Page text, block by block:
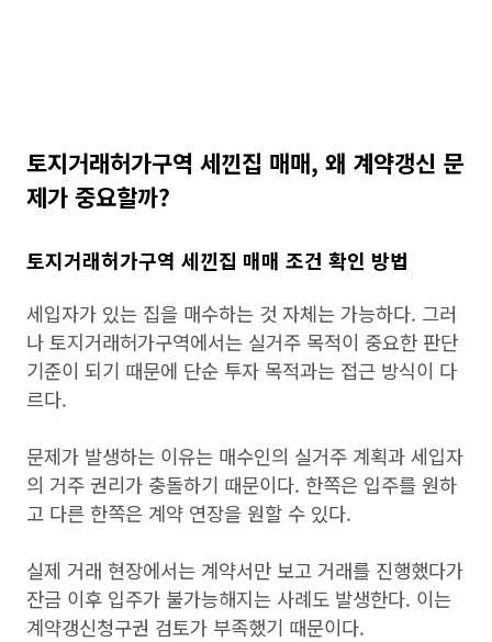
토지거래허가구역 세낀집 매매, 왜 계약갱신 문
제가 중요할까?
토지거래허가구역 세낀집 매매 조건 확인 방법
세입자가 있는 집을 매수하는 것 자체는 가능하다. 그러
나 토지거래허가구역에서는 실거주 목적이 중요한 판단
기준이 되기 때문에 단순 투자 목적과는 접근 방식이 다
르다.
문제가 발생하는 이유는 매수인의 실거주 계획과 세입자
의 거주 권리가 충돌하기 때문이다. 한쪽은 입주를 원하
고 다른 한쪽은 계약 연장을 원할 수 있다.
실제 거래 현장에서는 계약서만 보고 거래를 진행했다가
잔금 이후 입주가 불가능해지는 사례도 발생한다. 이는
계약갱신청구권 검토가 부족했기 때문이다.